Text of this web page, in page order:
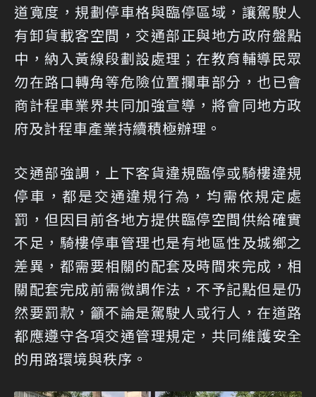
道寬度，規劃停車格與臨停區域，讓駕駛人
有卸貨載客空間，交通部正與地方政府盤點
中，納入黃線段劃設處理；在教育輔導民眾
勿在路口轉角等危險位置攔車部分，也已會
商計程車業界共同加強宣導，將會同地方政
府及計程車產業持續積極辦理。
交通部強調，上下客貨違規臨停或騎樓違規
停車，都是交通違規行為，均需依規定處
罰，但因目前各地方提供臨停空間供給確實
不足，騎樓停車管理也是有地區性及城鄉之
差異，都需要相關的配套及時間來完成，相
關配套完成前需微調作法，不予記點但是仍
然要罰款，籲不論是駕駛人或行人，在道路
都應遵守各項交通管理規定，共同維護安全
的用路環境與秩序。